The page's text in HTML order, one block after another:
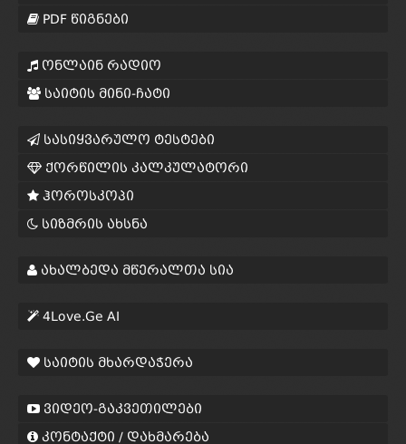
PDF წიგნები
ონლაინ რადიო
საიტის მინი-ჩატი
სასიყვარულო ტესტები
ქორწილის კალკულატორი
ჰოროსკოპი
სიზმრის ახსნა
ახალბედა მწერალთა სია
4Love.Ge AI
საიტის მხარდაჭერა
ვიდეო-გაკვეთილები
კონტაქტი / დახმარება